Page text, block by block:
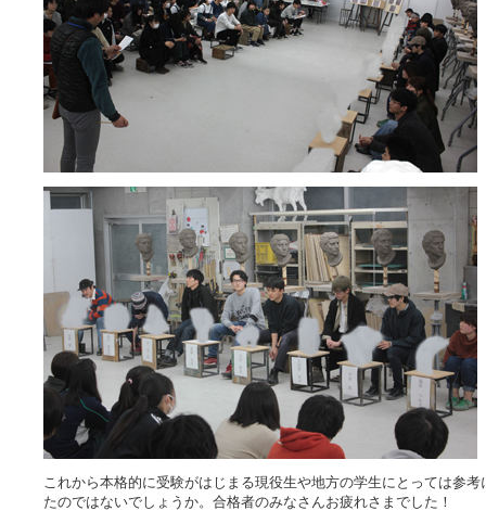
これから本格的に受験がはじまる現役生や地方の学生にとっては参
たのではないでしょうか。合格者のみなさんお疲れさまでした！